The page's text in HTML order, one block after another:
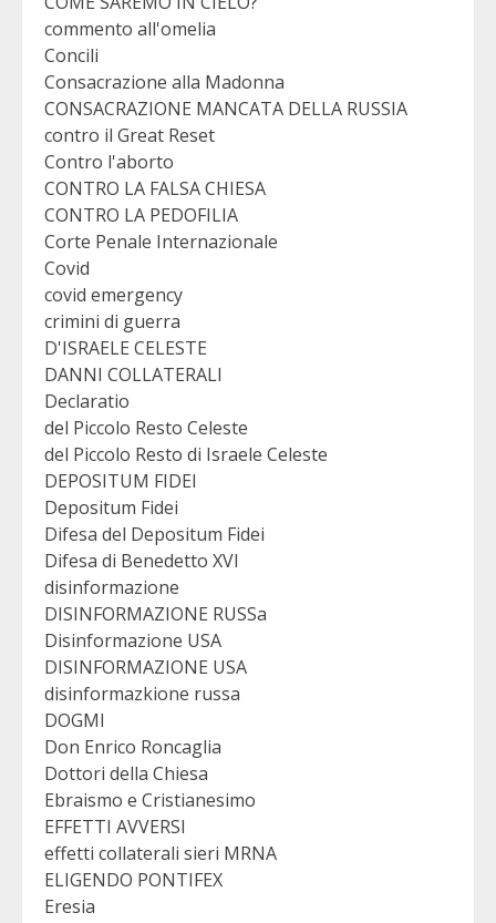
commento all'omelia
Concili
Consacrazione alla Madonna
CONSACRAZIONE MANCATA DELLA RUSSIA
contro il Great Reset
Contro l'aborto
CONTRO LA FALSA CHIESA
CONTRO LA PEDOFILIA
Corte Penale Internazionale
Covid
covid emergency
crimini di guerra
D'ISRAELE CELESTE
DANNI COLLATERALI
Declaratio
del Piccolo Resto Celeste
del Piccolo Resto di Israele Celeste
DEPOSITUM FIDEI
Depositum Fidei
Difesa del Depositum Fidei
Difesa di Benedetto XVI
disinformazione
DISINFORMAZIONE RUSSa
Disinformazione USA
DISINFORMAZIONE USA
disinformazkione russa
DOGMI
Don Enrico Roncaglia
Dottori della Chiesa
Ebraismo e Cristianesimo
EFFETTI AVVERSI
effetti collaterali sieri MRNA
ELIGENDO PONTIFEX
Eresia